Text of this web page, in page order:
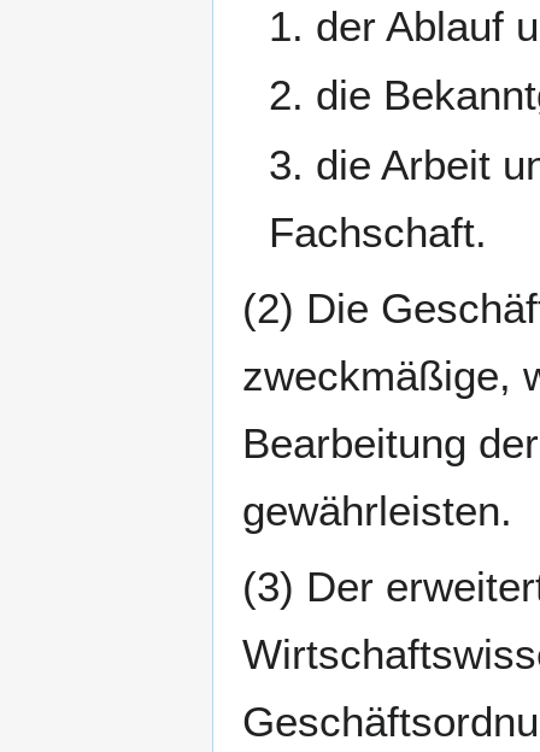
1. der Ablauf
2. die
3. die Arbeit
Fachschaft.
(2) Die
zweckmäßige,
Bearbeitung
gewährleisten.
(3) Der